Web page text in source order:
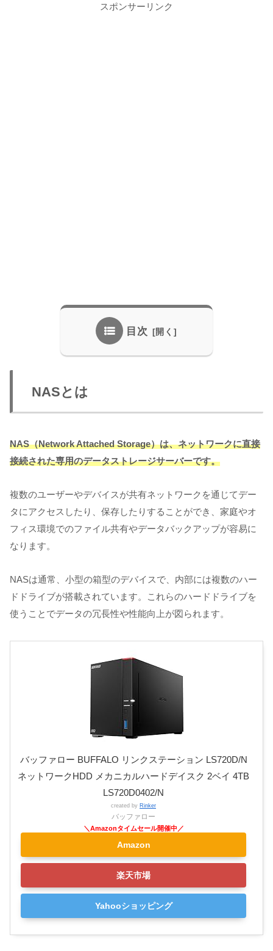
スポンサーリンク
目次
NASとは
NAS（Network Attached Storage）は、ネットワークに直接
接続された専用のデータストレージサーバーです。
複数のユーザーやデバイスが共有ネットワークを通じてデー
タにアクセスしたり、保存したりすることができ、家庭やオ
フィス環境でのファイル共有やデータバックアップが容易に
なります。
NASは通常、小型の箱型のデバイスで、内部には複数のハー
ドドライブが搭載されています。これらのハードドライブを
使うことでデータの冗長性や性能向上が図られます。
バッファロー BUFFALO リンクステーション LS720D/N
ネットワークHDD メカニカルハードデイスク 2ベイ 4TB
LS720D0402/N
created by Rinker
バッファロー
Amazon
楽天市場
Yahooショッピング